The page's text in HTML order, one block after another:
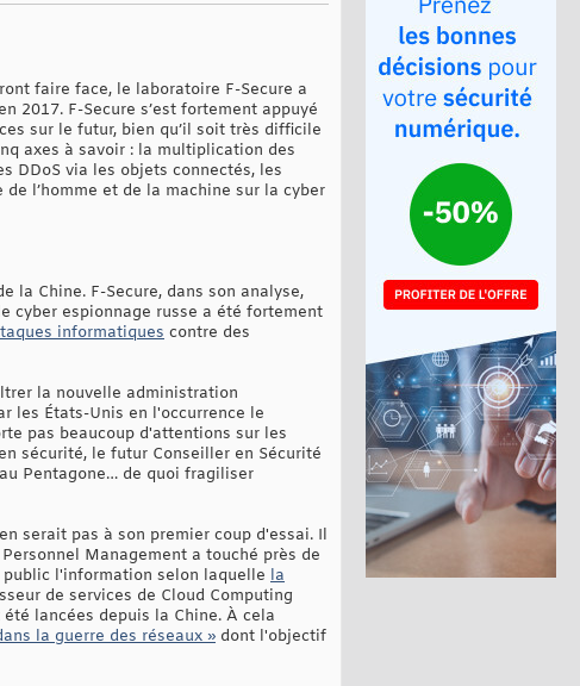
faire face, le laboratoire F-Secure a
2017. F-Secure s’est fortement appuyé
sur le futur, bien qu’il soit très difficile
axes à savoir : la multiplication des
DDoS via les objets connectés, les
l’homme et de la machine sur la cyber
la Chine. F-Secure, dans son analyse,
cyber espionnage russe a été fortement
informatiques contre des
la nouvelle administration
les États-Unis en l'occurrence le
pas beaucoup d'attentions sur les
sécurité, le futur Conseiller en Sécurité
Pentagone… de quoi fragiliser
serait pas à son premier coup d'essai. Il
Management a touché près de
l'information selon laquelle la
de services de Cloud Computing
lancées depuis la Chine. À cela
la guerre des réseaux » dont l'objectif